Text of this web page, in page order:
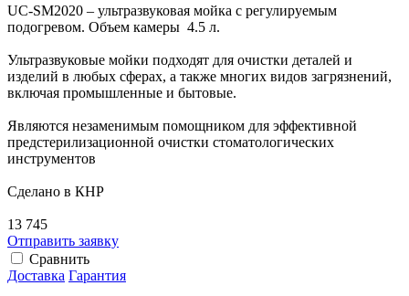
UC-SM2020 – ультразвуковая мойка с регулируемым
подогревом. Объем камеры 4.5 л.
Ультразвуковые мойки подходят для очистки деталей и
изделий в любых сферах, а также многих видов загрязнений,
включая промышленные и бытовые.
Являются незаменимым помощником для эффективной
предстерилизационной очистки стоматологических
инструментов
Сделано в КНР
13 745
Отправить заявку
Сравнить
Доставка Гарантия